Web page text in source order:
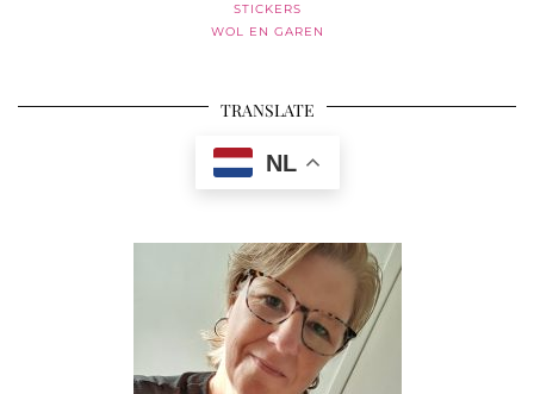
STICKERS
WOL EN GAREN
TRANSLATE
NL